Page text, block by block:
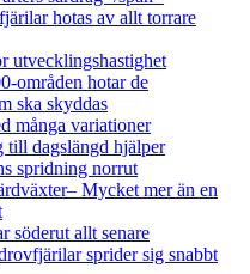
hotas av allt torrare
utvecklingshastighet
områden hotar de
ska skyddas
många variationer
till dagslängd hjälper
spridning norrut
Mycket mer än en
söderut allt senare
sprider sig snabbt